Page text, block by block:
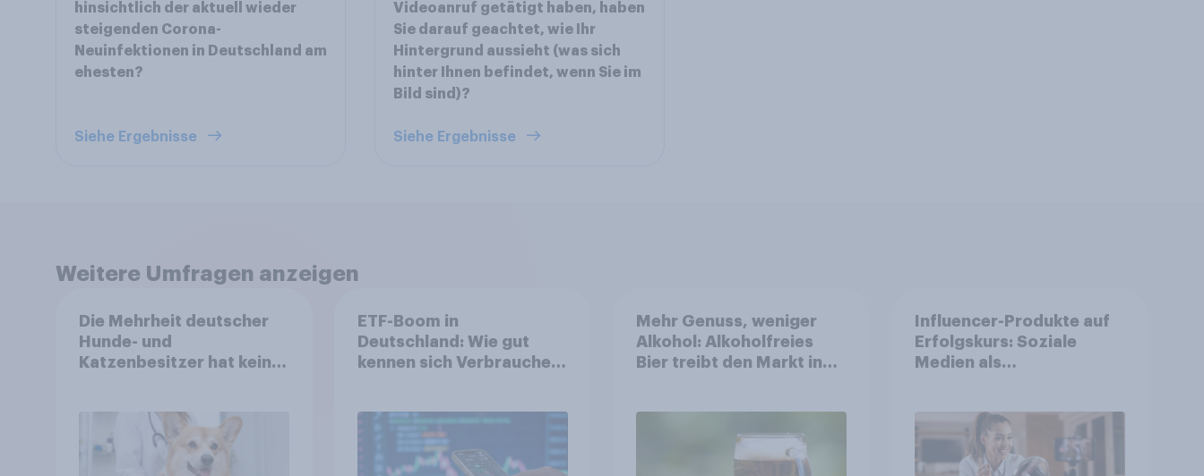
hinsichtlich der aktuell wieder
steigenden Corona-
Neuinfektionen in Deutschland am
ehesten?
Siehe Ergebnisse
Videoanruf getätigt haben, haben
Sie darauf geachtet, wie Ihr
Hintergrund aussieht (was sich
hinter Ihnen befindet, wenn Sie im
Bild sind)?
Siehe Ergebnisse
Weitere Umfragen anzeigen
Die Mehrheit deutscher
Hunde- und
Katzenbesitzer hat keine
ETF-Boom in
Deutschland: Wie gut
kennen sich Verbraucher
Mehr Genuss, weniger
Alkohol: Alkoholfreies
Bier treibt den Markt in
Influencer-Produkte auf
Erfolgskurs: Soziale
Medien als